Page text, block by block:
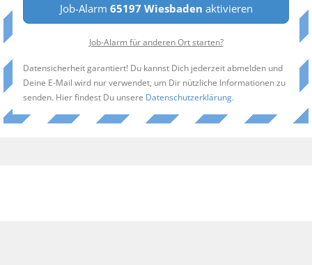
Job-Alarm 65197 Wiesbaden aktivieren
Job-Alarm für anderen Ort starten?
Datensicherheit garantiert! Du kannst Dich jederzeit abmelden und
Deine E-Mail wird nur verwendet, um Dir nützliche Informationen zu
senden. Hier findest Du unsere Datenschutzerklärung.